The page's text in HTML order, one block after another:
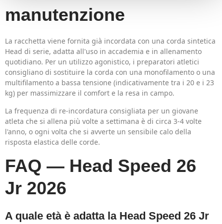
manutenzione
La racchetta viene fornita già incordata con una corda sintetica
Head di serie, adatta all'uso in accademia e in allenamento
quotidiano. Per un utilizzo agonistico, i preparatori atletici
consigliano di sostituire la corda con una monofilamento o una
multifilamento a bassa tensione (indicativamente tra i 20 e i 23
kg) per massimizzare il comfort e la resa in campo.
La frequenza di re-incordatura consigliata per un giovane
atleta che si allena più volte a settimana è di circa 3-4 volte
l'anno, o ogni volta che si avverte un sensibile calo della
risposta elastica delle corde.
FAQ — Head Speed 26
Jr 2026
A quale età è adatta la Head Speed 26 Jr